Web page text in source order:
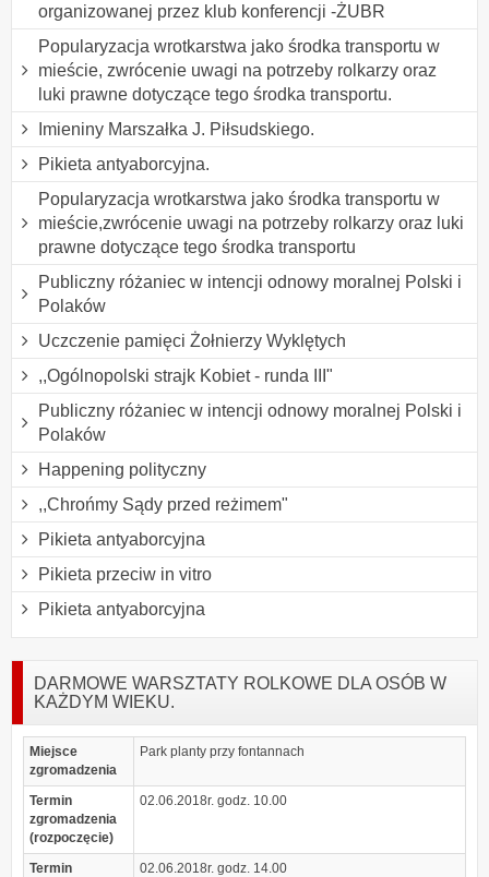
organizowanej przez klub konferencji -ŻUBR
Popularyzacja wrotkarstwa jako środka transportu w
mieście, zwrócenie uwagi na potrzeby rolkarzy oraz
luki prawne dotyczące tego środka transportu.
Imieniny Marszałka J. Piłsudskiego.
Pikieta antyaborcyjna.
Popularyzacja wrotkarstwa jako środka transportu w
mieście,zwrócenie uwagi na potrzeby rolkarzy oraz luki
prawne dotyczące tego środka transportu
Publiczny różaniec w intencji odnowy moralnej Polski i
Polaków
Uczczenie pamięci Żołnierzy Wyklętych
,,Ogólnopolski strajk Kobiet - runda III"
Publiczny różaniec w intencji odnowy moralnej Polski i
Polaków
Happening polityczny
,,Chrońmy Sądy przed reżimem"
Pikieta antyaborcyjna
Pikieta przeciw in vitro
Pikieta antyaborcyjna
DARMOWE WARSZTATY ROLKOWE DLA OSÓB W
KAŻDYM WIEKU.
Miejsce
zgromadzenia
Park planty przy fontannach
Termin
zgromadzenia
(rozpoczęcie)
02.06.2018r. godz. 10.00
Termin
02.06.2018r. godz. 14.00